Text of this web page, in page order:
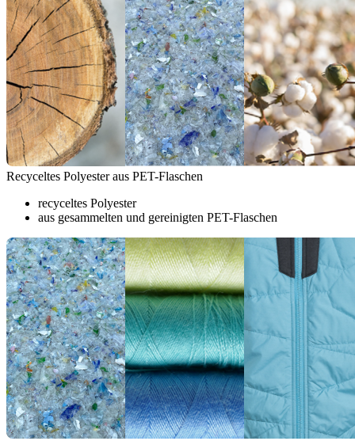
Recyceltes Polyester aus PET-Flaschen
recyceltes Polyester
aus gesammelten und gereinigten PET-Flaschen